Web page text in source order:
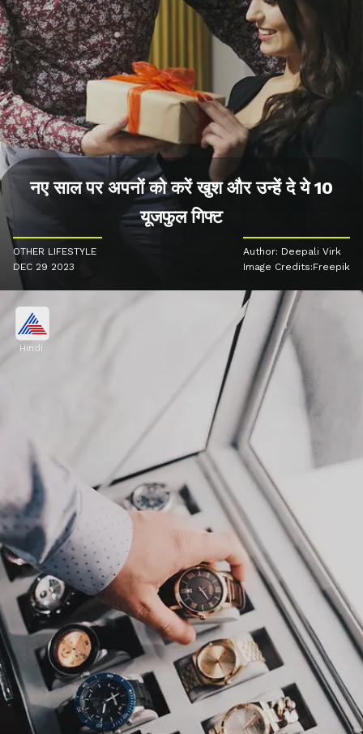
नए साल पर अपनों को करें खुश और उन्हें दे ये 10
यूजफुल गिफ्ट
OTHER LIFESTYLE
DEC 29 2023
Author: Deepali Virk
Image Credits:Freepik
Hindi